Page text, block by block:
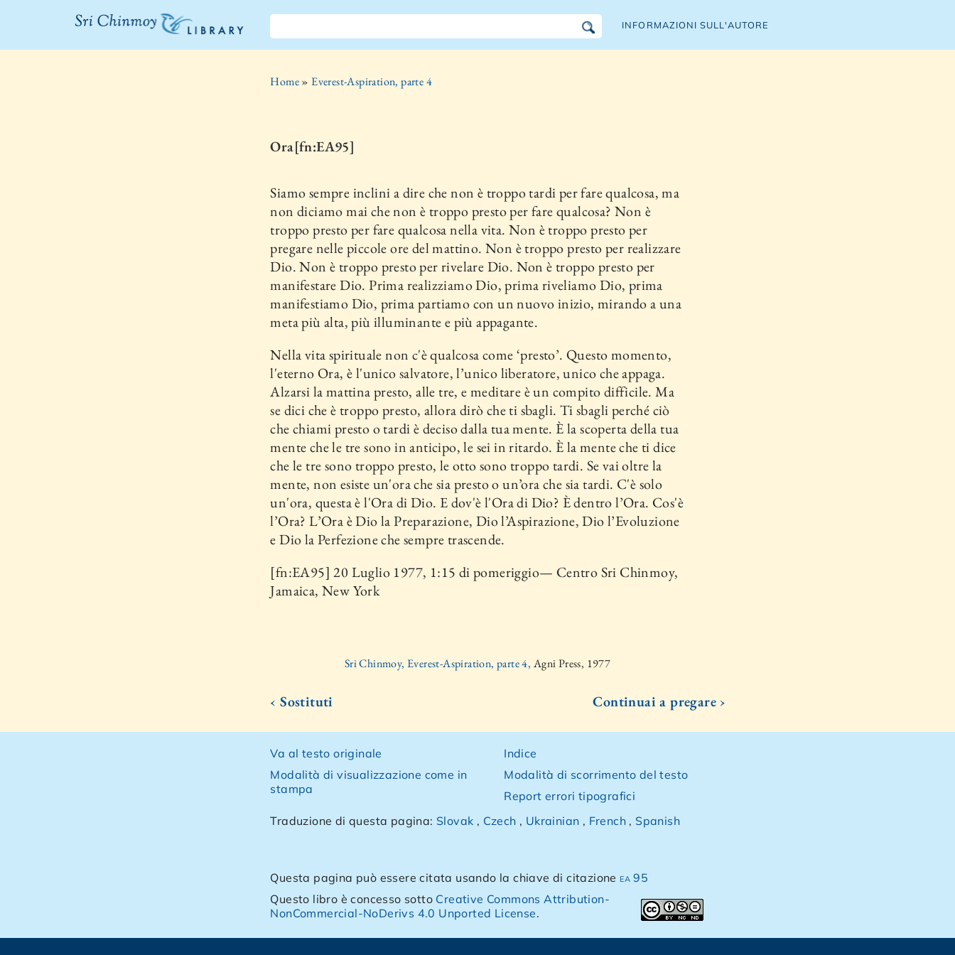
La libreria Sri
INFORMAZIONI SULL'AUTORE
Home»Everest-Aspiration, parte 4
Ora[fn:EA95]
Siamo sempre inclini a dire che non è troppo tardi per fare qualcosa, ma
non diciamo mai che non è troppo presto per fare qualcosa? Non è
troppo presto per fare qualcosa nella vita. Non è troppo presto per
pregare nelle piccole ore del mattino. Non è troppo presto per realizzare
Dio. Non è troppo presto per rivelare Dio. Non è troppo presto per
manifestare Dio. Prima realizziamo Dio, prima riveliamo Dio, prima
manifestiamo Dio, prima partiamo con un nuovo inizio, mirando a una
meta più alta, più illuminante e più appagante.
Nella vita spirituale non c'è qualcosa come ‘presto’. Questo momento,
l'eterno Ora, è l'unico salvatore, l’unico liberatore, unico che appaga.
Alzarsi la mattina presto, alle tre, e meditare è un compito difficile. Ma
se dici che è troppo presto, allora dirò che ti sbagli. Ti sbagli perché ciò
che chiami presto o tardi è deciso dalla tua mente. È la scoperta della tua
mente che le tre sono in anticipo, le sei in ritardo. È la mente che ti dice
che le tre sono troppo presto, le otto sono troppo tardi. Se vai oltre la
mente, non esiste un'ora che sia presto o un’ora che sia tardi. C'è solo
un'ora, questa è l'Ora di Dio. E dov'è l'Ora di Dio? È dentro l’Ora. Cos'è
l’Ora? L’Ora è Dio la Preparazione, Dio l’Aspirazione, Dio l’Evoluzione
e Dio la Perfezione che sempre trascende.
[fn:EA95] 20 Luglio 1977, 1:15 di pomeriggio— Centro Sri Chinmoy,
Jamaica, New York
Sri Chinmoy, Everest-Aspiration, parte 4, Agni Press, 1977
‹ Sostituti Continuai a pregare ›
Va al testo originale
Modalità di visualizzazione come in
stampa
Indice
Modalità di scorrimento del testo
Report errori tipografici
Traduzione di questa pagina: Slovak , Czech , Ukrainian , French , Spanish
Questa pagina può essere citata usando la chiave di citazione ea 95
Questo libro è concesso sotto Creative Commons Attribution-
NonCommercial-NoDerivs 4.0 Unported License.